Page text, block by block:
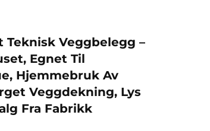
Veggbelegg –
Egnet Til
Hjemmebruk Av
Veggdekning, Lys
Fra Fabrikk